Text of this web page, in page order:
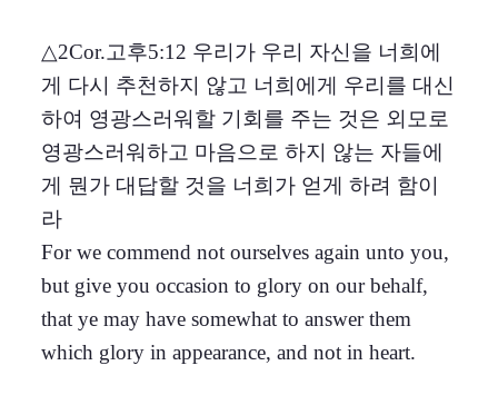
△2Cor.고후5:12 우리가 우리 자신을 너희에
게 다시 추천하지 않고 너희에게 우리를 대신
하여 영광스러워할 기회를 주는 것은 외모로
영광스러워하고 마음으로 하지 않는 자들에
게 뭔가 대답할 것을 너희가 얻게 하려 함이
라
For we commend not ourselves again unto you,
but give you occasion to glory on our behalf,
that ye may have somewhat to answer them
which glory in appearance, and not in heart.